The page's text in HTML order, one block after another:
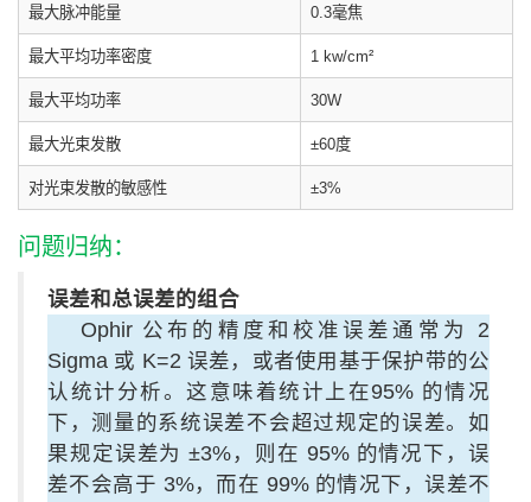
最大脉冲能量 0.3毫焦
最大平均功率密度 1 kw/cm²
最大平均功率 30W
最大光束发散 ±60度
对光束发散的敏感性 ±3%
问题归纳：
误差和总误差的组合
Ophir 公布的精度和校准误差通常为 2
Sigma 或 K=2 误差，或者使用基于保护带的公
认统计分析。这意味着统计上在95% 的情况
下，测量的系统误差不会超过规定的误差。如
果规定误差为 ±3%，则在 95% 的情况下，误
差不会高于 3%，而在 99% 的情况下，误差不